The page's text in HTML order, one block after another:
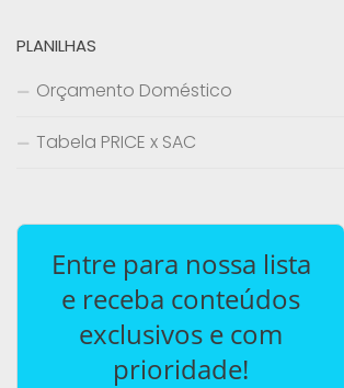
PLANILHAS
Orçamento Doméstico
Tabela PRICE x SAC
Entre para nossa lista
e receba conteúdos
exclusivos e com
prioridade!